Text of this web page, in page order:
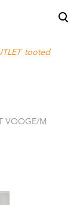
tooted
VOOGE/M